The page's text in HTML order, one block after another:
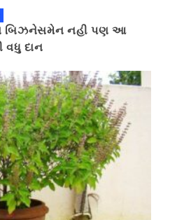
બિઝનેસમેન નહી પણ આ
દાન